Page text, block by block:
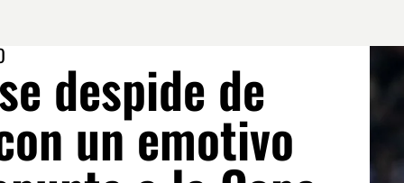
despide de
un emotivo